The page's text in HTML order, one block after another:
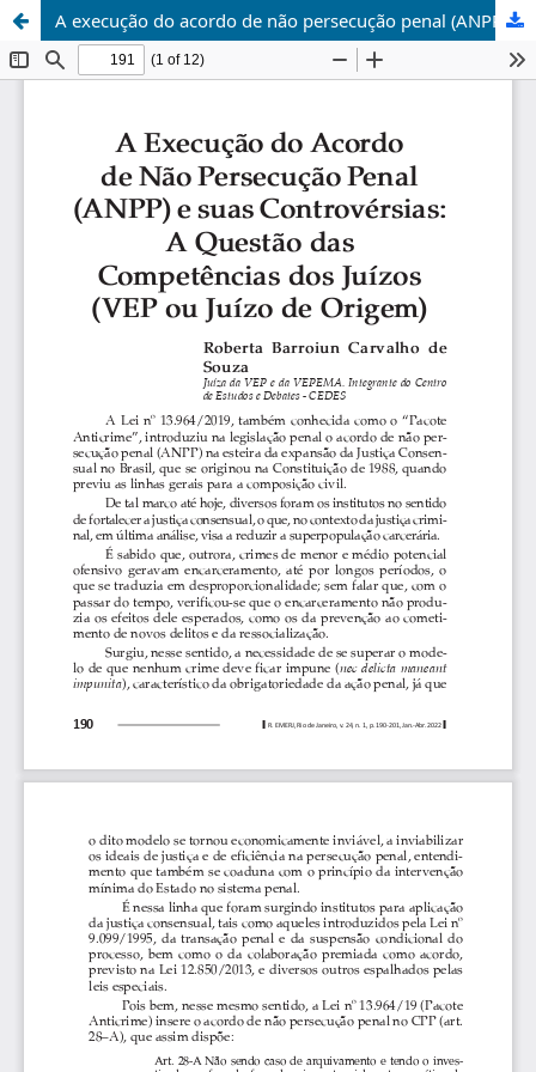
A execução do acordo de não persecução penal (ANPP) e suas controvérsias